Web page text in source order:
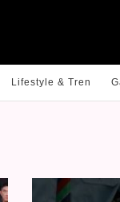
Lifestyle & Tren